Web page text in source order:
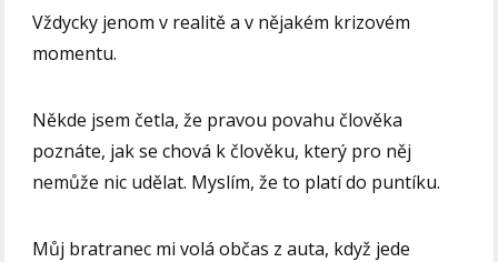
Vždycky jenom v realitě a v nějakém krizovém
momentu.
Někde jsem četla, že pravou povahu člověka
poznáte, jak se chová k člověku, který pro něj
nemůže nic udělat. Myslím, že to platí do puntíku.
Můj bratranec mi volá občas z auta, když jede